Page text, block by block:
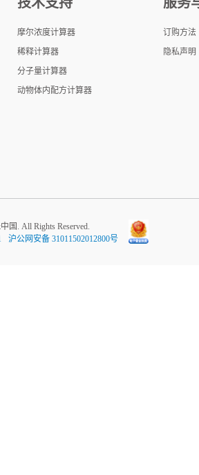
摩尔浓度计算器
稀释计算器
分子量计算器
动物体内配方计算器
订购方法
隐私声明
国. All Rights Reserved.
沪公网安备 31011502012800号